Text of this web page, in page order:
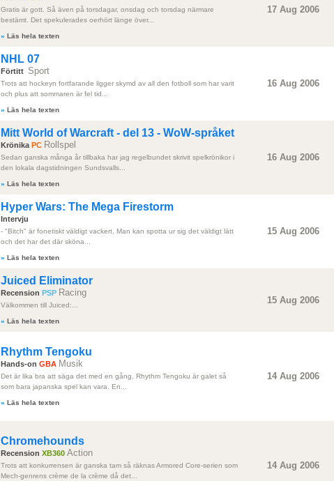
Gratis är gott. Så även på torsdagar, onsdag och torsdag närmare
bestämt. Det spekulerades oerhört länge över...
» Läs hela texten
17 Aug 2006
NHL 07
Förtitt Sport
Trots att hockeyn fortfarande ligger skymd av all den fotboll som har varit
och plus att sommaren är fel tid...
» Läs hela texten
16 Aug 2006
Mitt World of Warcraft - del 13 - WoW-språket
Krönika PC Rollspel
Sedan ganska många år tillbaka har jag regelbundet skrivit spelkrönikor i
den lokala dagstidningen Sundsvalls...
» Läs hela texten
16 Aug 2006
Hyper Wars: The Mega Firestorm
Intervju
- "Bitch" är fonetiskt väldigt vackert. Man kan spotta ur sig det väldigt lätt
och det har det där sköna...
» Läs hela texten
15 Aug 2006
Juiced Eliminator
Recension PSP Racing
Välkommen till Juiced:...
» Läs hela texten
15 Aug 2006
Rhythm Tengoku
Hands-on GBA Musik
Det är lika bra att säga det med en gång. Rhythm Tengoku är galet så
som bara japanska spel kan vara. En...
» Läs hela texten
14 Aug 2006
Chromehounds
Recension XB360 Action
Trots att konkurrensen är ganska tam så räknas Armored Core-serien som
Mech-genrens crème de la crème då det...
14 Aug 2006